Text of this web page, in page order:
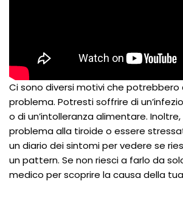
Ci sono diversi motivi che
problema. Potresti soffrire di
o di un’intolleranza alimentare.
problema alla tiroide o essere
un diario dei sintomi per vedere se
un pattern. Se non riesci a farlo da
medico per scoprire la causa della